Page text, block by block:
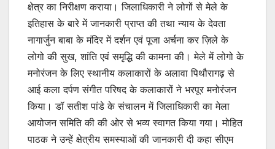
क्षेत्र का निरीक्षण कराया। जिलाधिकारी ने लोगों से मेले के
इतिहास के बारे में जानकारी प्राप्त की तथा न्याय के देवता
नागार्जुन बाबा के मंदिर में दर्शन एवं पूजा अर्चना कर ज़िले के
लोगो की सुख, शांति एवं समृद्धि की कामना की। मेले में लोगो के
मनोरंजन के लिए स्थानीय कलाकारों के अलावा पिथौरागढ़ से
आई कला दर्पण संगीत परिषद के कलाकारों ने भरपूर मनोरंजन
किया। डॉ सतीश पांडे के संचालन में जिलाधिकारी का मेला
आयोजन समिति की की ओर से भव्य स्वागत किया गया। मोहित
पाठक ने उन्हें क्षेत्रीय समस्याओं की जानकारी दी कहा सीएम